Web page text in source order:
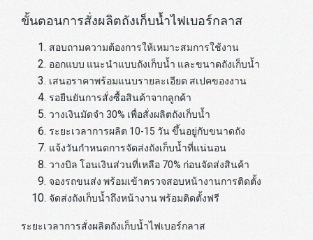
ขั้นตอนการสั่งผลิตถังเก็บน้ำไฟเบอร์กลาส
สอบถามความต้องการให้เหมาะสมการใช้งาน
ออกแบบ แนะนำแบบถังเก็บน้ำ และขนาดถังเก็บน้ำ
เสนอราคาพร้อมแนบรายละเอียด สเปคของงาน
รอยืนยันการสั่งซื้อสินค้าจากลูกค้า
วางเงินมัดจำ 30% เพื่อสั่งผลิตถังเก็บน้ำ
ระยะเวลาการผลิต 10-15 วัน ขึ้นอยู่กับขนาดถัง
แจ้งวันกำหนดการจัดส่งถังเก็บน้ำที่แน่นอน
วางบิล โอนเงินส่วนที่เหลือ 70% ก่อนจัดส่งสินค้า
จองรถขนส่ง พร้อมเข้าตรวจสอบหน้างานการติดตั้ง
จัดส่งถังเก็บน้ำถึงหน้างาน พร้อมติดตั้งฟรี
ระยะเวลาการสั่งผลิตถังเก็บน้ำไฟเบอร์กลาส